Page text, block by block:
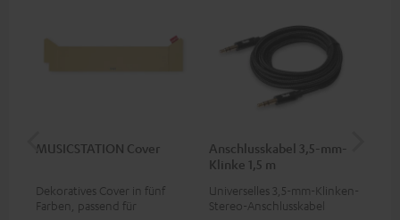
MUSICSTATION Cover
Dekoratives Cover in fünf
Farben, passend für
Anschlusskabel 3,5-mm-
Klinke 1,5 m
Universelles 3,5-mm-Klinken-
Stereo-Anschlusskabel